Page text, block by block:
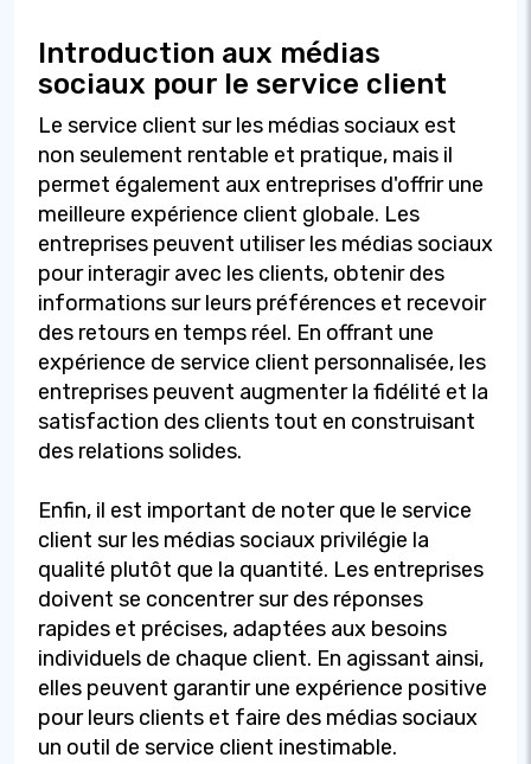
Introduction aux médias
sociaux pour le service client
Le service client sur les médias sociaux est
non seulement rentable et pratique, mais il
permet également aux entreprises d'offrir une
meilleure expérience client globale. Les
entreprises peuvent utiliser les médias sociaux
pour interagir avec les clients, obtenir des
informations sur leurs préférences et recevoir
des retours en temps réel. En offrant une
expérience de service client personnalisée, les
entreprises peuvent augmenter la fidélité et la
satisfaction des clients tout en construisant
des relations solides.
Enfin, il est important de noter que le service
client sur les médias sociaux privilégie la
qualité plutôt que la quantité. Les entreprises
doivent se concentrer sur des réponses
rapides et précises, adaptées aux besoins
individuels de chaque client. En agissant ainsi,
elles peuvent garantir une expérience positive
pour leurs clients et faire des médias sociaux
un outil de service client inestimable.